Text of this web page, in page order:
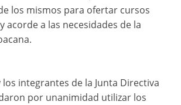
los mismos para ofertar cursos
acorde a las necesidades de la
los integrantes de la Junta Directiva
por unanimidad utilizar los